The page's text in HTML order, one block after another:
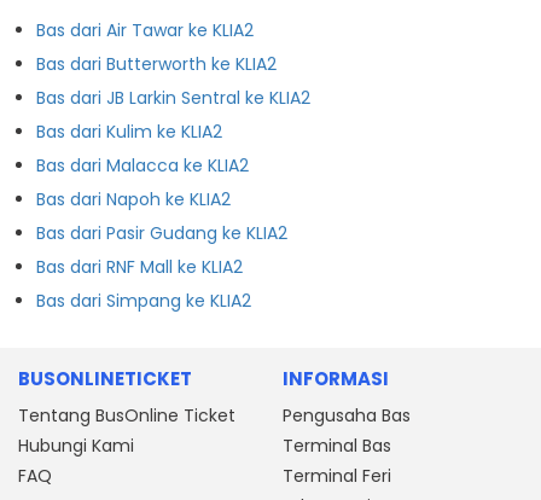
Bas dari Air Tawar ke KLIA2
Bas dari Butterworth ke KLIA2
Bas dari JB Larkin Sentral ke KLIA2
Bas dari Kulim ke KLIA2
Bas dari Malacca ke KLIA2
Bas dari Napoh ke KLIA2
Bas dari Pasir Gudang ke KLIA2
Bas dari RNF Mall ke KLIA2
Bas dari Simpang ke KLIA2
BUSONLINETICKET
Tentang BusOnline Ticket
Hubungi Kami
FAQ
INFORMASI
Pengusaha Bas
Terminal Bas
Terminal Feri